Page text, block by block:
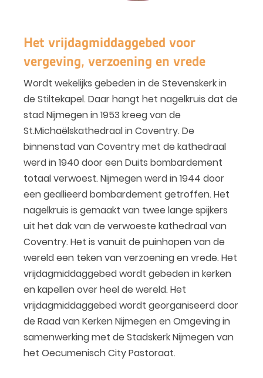
Het vrijdagmiddaggebed voor
vergeving, verzoening en vrede
Wordt wekelijks gebeden in de Stevenskerk in
de Stiltekapel. Daar hangt het nagelkruis dat de
stad Nijmegen in 1953 kreeg van de
St.Michaëlskathedraal in Coventry. De
binnenstad van Coventry met de kathedraal
werd in 1940 door een Duits bombardement
totaal verwoest. Nijmegen werd in 1944 door
een geallieerd bombardement getroffen. Het
nagelkruis is gemaakt van twee lange spijkers
uit het dak van de verwoeste kathedraal van
Coventry. Het is vanuit de puinhopen van de
wereld een teken van verzoening en vrede. Het
vrijdagmiddaggebed wordt gebeden in kerken
en kapellen over heel de wereld. Het
vrijdagmiddaggebed wordt georganiseerd door
de Raad van Kerken Nijmegen en Omgeving in
samenwerking met de Stadskerk Nijmegen van
het Oecumenisch City Pastoraat.